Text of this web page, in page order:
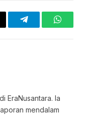
Telegram
EraNusantara. Ia
mendalam